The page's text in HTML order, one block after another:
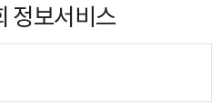
정보서비스